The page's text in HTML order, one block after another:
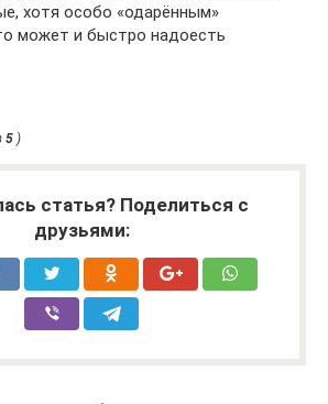
хотя особо «одарённым»
может и быстро надоесть
5 )
статья? Поделиться с
друзьями: